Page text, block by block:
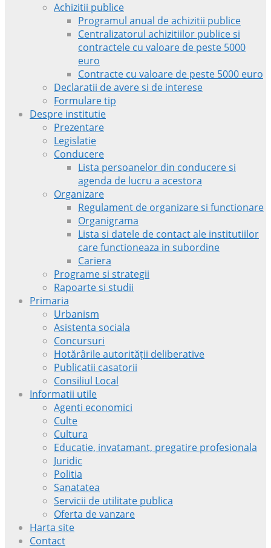
Achizitii publice
Programul anual de achizitii publice
Centralizatorul achizitiilor publice si
contractele cu valoare de peste 5000
euro
Contracte cu valoare de peste 5000 euro
Declaratii de avere si de interese
Formulare tip
Despre institutie
Prezentare
Legislatie
Conducere
Lista persoanelor din conducere si
agenda de lucru a acestora
Organizare
Regulament de organizare si functionare
Organigrama
Lista si datele de contact ale institutiilor
care functioneaza in subordine
Cariera
Programe si strategii
Rapoarte si studii
Primaria
Urbanism
Asistenta sociala
Concursuri
Hotărârile autorității deliberative
Publicatii casatorii
Consiliul Local
Informatii utile
Agenti economici
Culte
Cultura
Educatie, invatamant, pregatire profesionala
Juridic
Politia
Sanatatea
Servicii de utilitate publica
Oferta de vanzare
Harta site
Contact